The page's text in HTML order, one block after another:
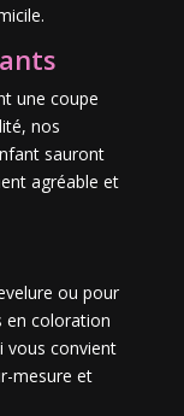
une coupe
nos
sauront
agréable et
ou pour
en coloration
vous convient
mesure et